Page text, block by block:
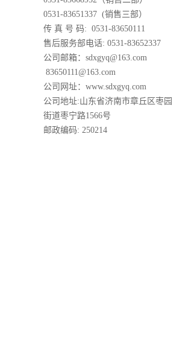
0531-83651337 (销售三部）
传 真 号 码: 0531-83650111
售后服务部电话: 0531-83652337
公司邮箱：sdxgyq@163.com
83650111@163.com
公司网址：www.sdxgyq.com
公司地址:山东省济南市章丘区枣园
街道枣宁路1566号
邮政编码: 250214